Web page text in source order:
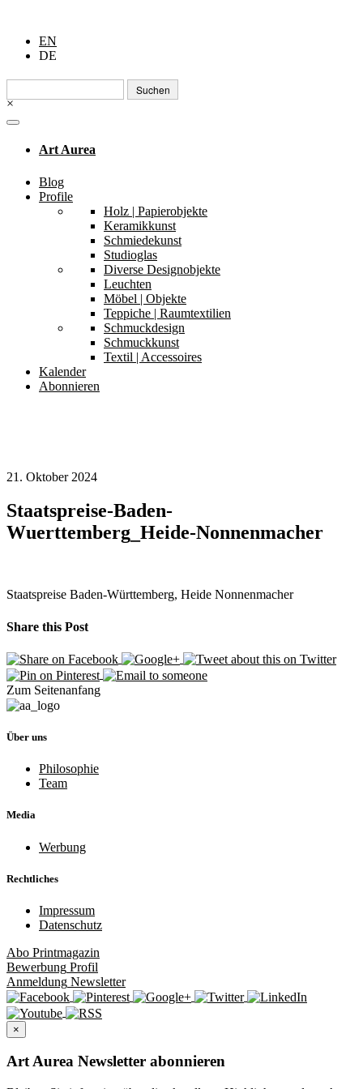
EN
DE
Suchen
nach:
×
Art Aurea
Blog
Profile
Holz | Papierobjekte
Keramikkunst
Schmiedekunst
Studioglas
Diverse Designobjekte
Leuchten
Möbel | Objekte
Teppiche | Raumtextilien
Schmuckdesign
Schmuckkunst
Textil | Accessoires
Kalender
Abonnieren
21. Oktober 2024
Staatspreise-Baden-
Wuerttemberg_Heide-Nonnenmacher
Staatspreise Baden-Württemberg, Heide Nonnenmacher
Share this Post
Zum Seitenanfang
Über uns
Philosophie
Team
Media
Werbung
Rechtliches
Impressum
Datenschutz
Abo Printmagazin
Bewerbung Profil
Anmeldung Newsletter
×
Art Aurea Newsletter abonnieren